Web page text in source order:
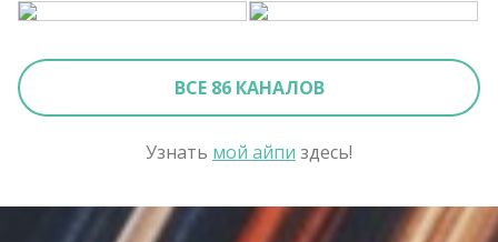
ВСЕ 86 КАНАЛОВ
Узнать мой айпи здесь!